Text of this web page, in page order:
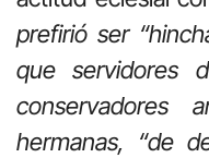
prefirió ser
queservidores
conservadores
hermanas, “de